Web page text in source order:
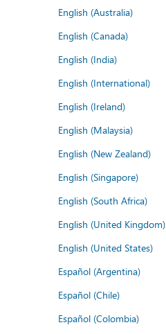
English (Australia)
English (Canada)
English (India)
English (International)
English (Ireland)
English (Malaysia)
English (New Zealand)
English (Singapore)
English (South Africa)
English (United Kingdom)
English (United States)
Español (Argentina)
Español (Chile)
Español (Colombia)